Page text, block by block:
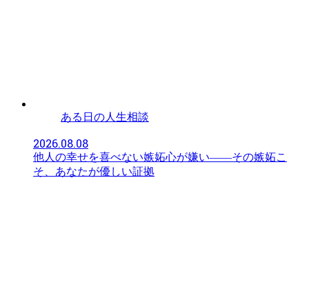
ある日の人生相談
2026.08.08
他人の幸せを喜べない嫉妬心が嫌い——その嫉妬こ
そ、あなたが優しい証拠